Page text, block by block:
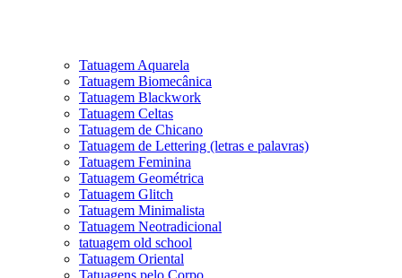
Tatuagem Aquarela
Tatuagem Biomecânica
Tatuagem Blackwork
Tatuagem Celtas
Tatuagem de Chicano
Tatuagem de Lettering (letras e palavras)
Tatuagem Feminina
Tatuagem Geométrica
Tatuagem Glitch
Tatuagem Minimalista
Tatuagem Neotradicional
tatuagem old school
Tatuagem Oriental
Tatuagens pelo Corpo